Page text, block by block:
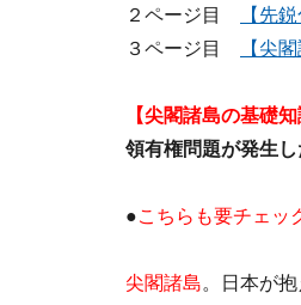
２ページ目
【先
３ページ目
【尖
【尖閣諸島の基礎知
領有権問題が発生
●こちらも要チェッ
尖閣諸島。日本が